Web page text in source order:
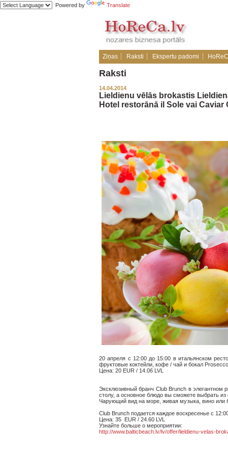
Powered by Translate
Ziņas Raksti Ekspertu padomi
Raksti
14.04.2014
Lieldienu vēlās brokastis
Hotel restorānā il Sole vai Caviar
20 апреля с 12:00 до 15:00 в итальянском
фруктовые коктейли, кофе / чай и бокал Prosecco.
Цена: 20 EUR / 14.06 LVL
Эксклюзивный бранч Club Brunch в элегантном
столу, а основное блюдо вы сможете выбрать из
Чарующий вид на море, живая музыка, вино или
Club Brunch подается каждое воскресенье с
Цена: 35 EUR / 24.60 LVL
Узнайте больше о мероприятии:
http://www.balticbeach.lv/lv/offer/lieldienu-velas-